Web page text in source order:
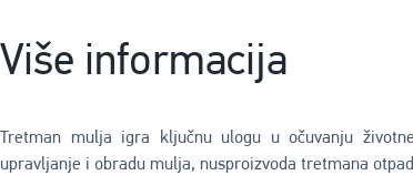
Više informacija
Tretman mulja igra ključnu ulogu u očuvanju
upravljanje i obradu mulja, nusproizvoda tretmana